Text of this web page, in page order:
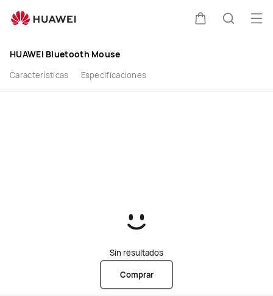
buy
HUAWEI Bluetooth Mouse
Características Especificaciones
Sin resultados
Comprar